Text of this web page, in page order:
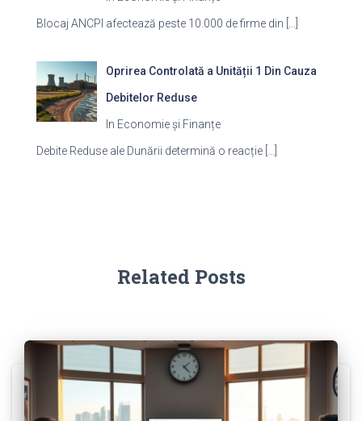
Blocaj ANCPI afectează peste 10.000 de firme din
Oprirea Controlată a Unității 1 Din Cauza
Debitelor Reduse
In Economie și Finanțe
Debite Reduse ale Dunării determină o reacție
Related Posts